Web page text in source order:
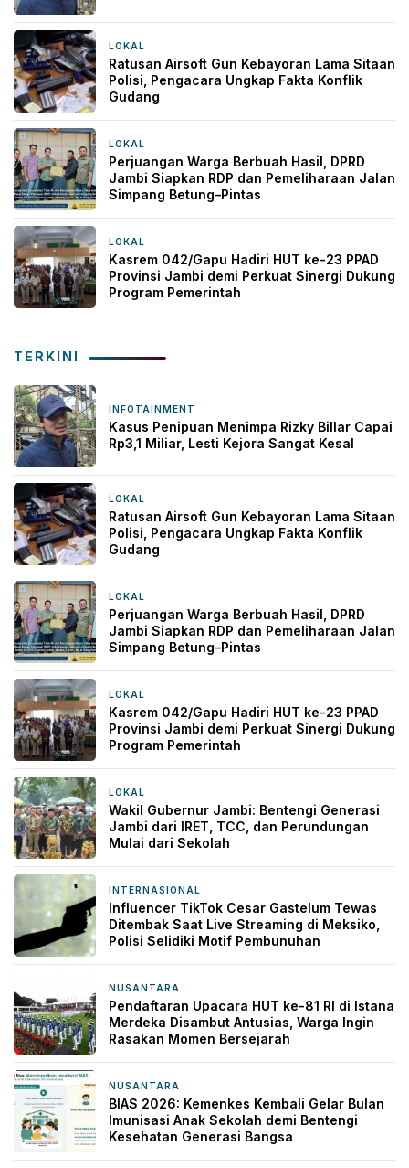
LOKAL
Ratusan Airsoft Gun Kebayoran Lama Sitaan
Polisi, Pengacara Ungkap Fakta Konflik
Gudang
LOKAL
Perjuangan Warga Berbuah Hasil, DPRD
Jambi Siapkan RDP dan Pemeliharaan Jalan
Simpang Betung–Pintas
LOKAL
Kasrem 042/Gapu Hadiri HUT ke-23 PPAD
Provinsi Jambi demi Perkuat Sinergi Dukung
Program Pemerintah
TERKINI
INFOTAINMENT
Kasus Penipuan Menimpa Rizky Billar Capai
Rp3,1 Miliar, Lesti Kejora Sangat Kesal
LOKAL
Ratusan Airsoft Gun Kebayoran Lama Sitaan
Polisi, Pengacara Ungkap Fakta Konflik
Gudang
LOKAL
Perjuangan Warga Berbuah Hasil, DPRD
Jambi Siapkan RDP dan Pemeliharaan Jalan
Simpang Betung–Pintas
LOKAL
Kasrem 042/Gapu Hadiri HUT ke-23 PPAD
Provinsi Jambi demi Perkuat Sinergi Dukung
Program Pemerintah
LOKAL
Wakil Gubernur Jambi: Bentengi Generasi
Jambi dari IRET, TCC, dan Perundungan
Mulai dari Sekolah
INTERNASIONAL
Influencer TikTok Cesar Gastelum Tewas
Ditembak Saat Live Streaming di Meksiko,
Polisi Selidiki Motif Pembunuhan
NUSANTARA
Pendaftaran Upacara HUT ke-81 RI di Istana
Merdeka Disambut Antusias, Warga Ingin
Rasakan Momen Bersejarah
NUSANTARA
BIAS 2026: Kemenkes Kembali Gelar Bulan
Imunisasi Anak Sekolah demi Bentengi
Kesehatan Generasi Bangsa